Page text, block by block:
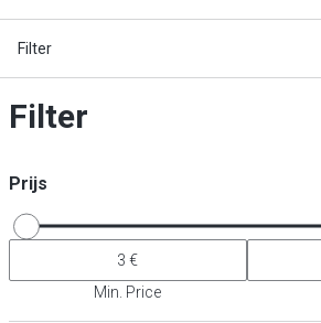
Filter
Filter
Prijs
Min. Price